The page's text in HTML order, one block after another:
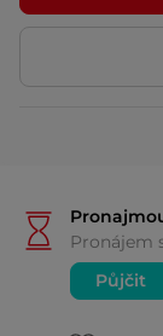
Pronájem
Půjčit